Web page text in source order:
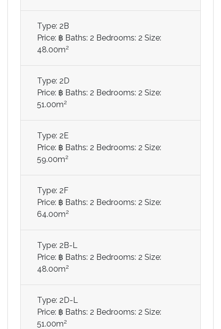
Type: 2B
Price: ฿
Baths: 2 Bedrooms: 2 Size:
48.00m2
Type: 2D
Price: ฿
Baths: 2 Bedrooms: 2 Size:
51.00m2
Type: 2E
Price: ฿
Baths: 2 Bedrooms: 2 Size:
59.00m2
Type: 2F
Price: ฿
Baths: 2 Bedrooms: 2 Size:
64.00m2
Type: 2B-L
Price: ฿
Baths: 2 Bedrooms: 2 Size:
48.00m2
Type: 2D-L
Price: ฿
Baths: 2 Bedrooms: 2 Size:
51.00m2